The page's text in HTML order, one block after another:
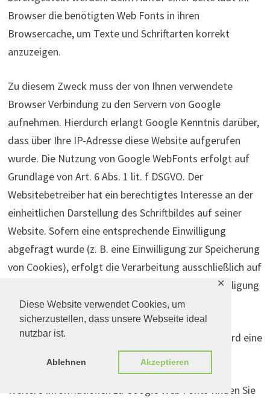
Diese Website verwendet Cookies, um
sicherzustellen, dass unsere Webseite ideal
nutzbar ist.
Ablehnen Akzeptieren
✕
Browser die benötigten Web Fonts in ihren
Browsercache, um Texte und Schriftarten korrekt
anzuzeigen.
Zu diesem Zweck muss der von Ihnen verwendete
Browser Verbindung zu den Servern von Google
aufnehmen. Hierdurch erlangt Google Kenntnis darüber,
dass über Ihre IP-Adresse diese Website aufgerufen
wurde. Die Nutzung von Google WebFonts erfolgt auf
Grundlage von Art. 6 Abs. 1 lit. f DSGVO. Der
Websitebetreiber hat ein berechtigtes Interesse an der
einheitlichen Darstellung des Schriftbildes auf seiner
Website. Sofern eine entsprechende Einwilligung
abgefragt wurde (z. B. eine Einwilligung zur Speicherung
von Cookies), erfolgt die Verarbeitung ausschließlich auf
Grundlage von Art. 6 Abs. 1 lit. a DSGVO; die Einwilligung
ist jederzeit widerrufbar.
Wenn Ihr Browser Web Fonts nicht unterstützt, wird eine
Standardschrift von Ihrem Computer genutzt.
Weitere Informationen zu Google Web Fonts finden Sie